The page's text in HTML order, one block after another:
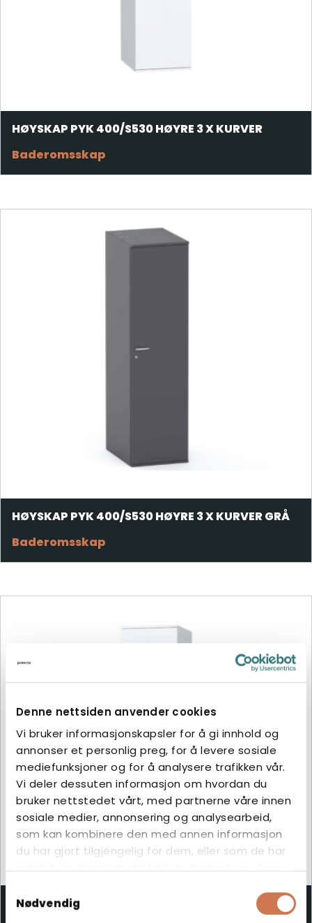
Denne nettsiden anvender cookies
Vi bruker informasjonskapsler for å gi innhold og
annonser et personlig preg, for å levere sosiale
mediefunksjoner og for å analysere trafikken vår.
Vi deler dessuten informasjon om hvordan du
bruker nettstedet vårt, med partnerne våre innen
sosiale medier, annonsering og analysearbeid,
som kan kombinere den med annen informasjon
du har gjort tilgjengelig for dem, eller som de har
Samtykkevalg
Nødvendig
HØYSKAP PYK 400/S530 HØYRE 3 X KURVER
Baderomsskap
HØYSKAP PYK 400/S530 HØYRE 3 X KURVER GRÅ
Baderomsskap
HØYSKAP PYK 400/S530 VENSTRE 2 X KURVER